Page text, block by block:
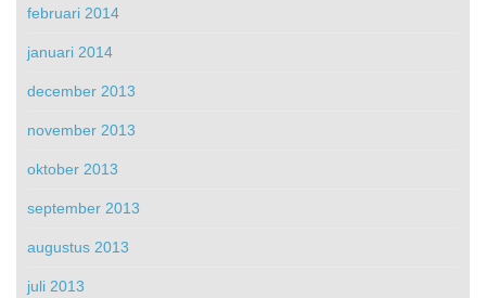
februari 2014
januari 2014
december 2013
november 2013
oktober 2013
september 2013
augustus 2013
juli 2013